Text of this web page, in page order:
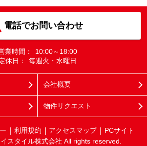
電話でお問い合わせ
業時間：
10:00～18:00
休日：
毎週火・水曜日
会社概要
物件リクエスト
利用規約 アクセスマップ
PCサイト
スタイル株式会社 All rights reserved.